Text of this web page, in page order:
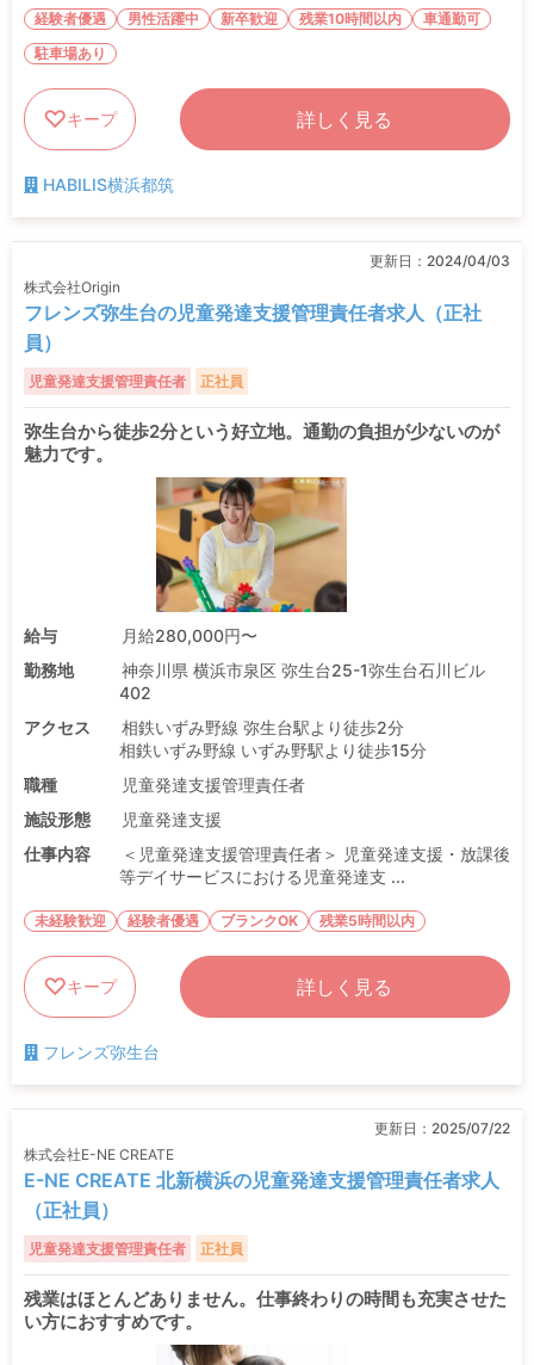
経験者優遇 男性活躍中 新卒歓迎 残業10時間以内
車通勤可
駐車場あり
キープ 詳しく見る
HABILIS横浜都筑
更新日： 2024/04/03
株式会社Origin
フレンズ弥生台の児童発達支援管理責任者求人（正社
員）
児童発達支援管理責任者 正社員
弥生台から徒歩2分という好立地。通勤の負担が少ないのが
魅力です。
給与
月給280,000円〜
勤務地
神奈川県 横浜市泉区 弥生台25-1弥生台石川ビル
402
アクセス
相鉄いずみ野線 弥生台駅より徒歩2分
相鉄いずみ野線 いずみ野駅より徒歩15分
職種
児童発達支援管理責任者
施設形態
児童発達支援
仕事内容
＜児童発達支援管理責任者＞ 児童発達支援・放課後
等デイサービスにおける児童発達支 ...
未経験歓迎 経験者優遇 ブランクOK 残業5時間以内
キープ 詳しく見る
フレンズ弥生台
更新日： 2025/07/22
株式会社E-NE CREATE
E-NE CREATE 北新横浜の児童発達支援管理責任者求人
（正社員）
児童発達支援管理責任者 正社員
残業はほとんどありません。仕事終わりの時間も充実させた
い方におすすめです。